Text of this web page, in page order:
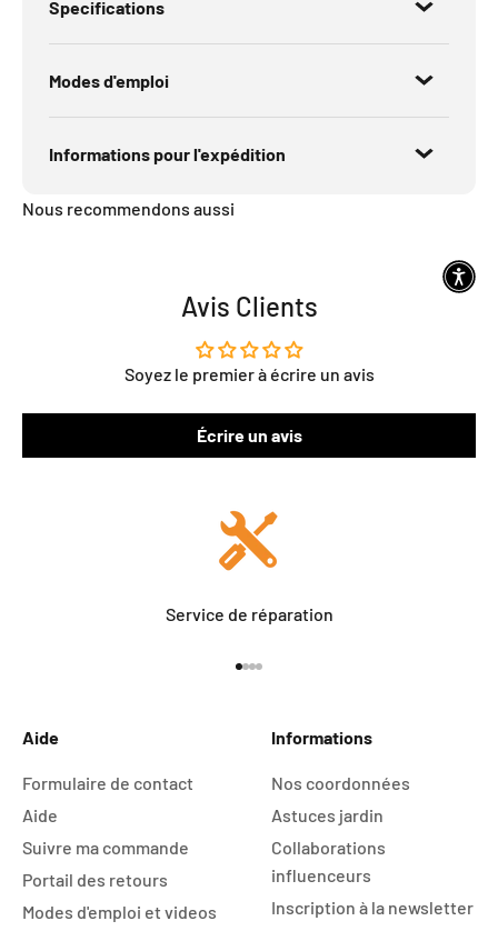
Specifications
Modes d'emploi
Informations pour l'expédition
Nous recommendons aussi
Avis Clients
Soyez le premier à écrire un avis
Écrire un avis
Service de réparation
Aide
Formulaire de contact
Aide
Suivre ma commande
Portail des retours
Modes d'emploi et videos
Informations
Nos coordonnées
Astuces jardin
Collaborations
influenceurs
Inscription à la newsletter